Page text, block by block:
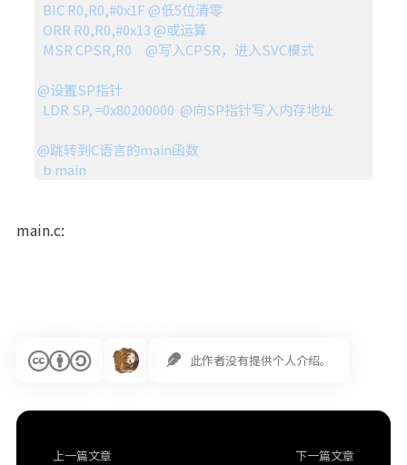
@设置SP指针
@跳转到C语言的main函数
  b main
main.c:
此作者没有提供个人介绍。
上一篇文章 下一篇文章